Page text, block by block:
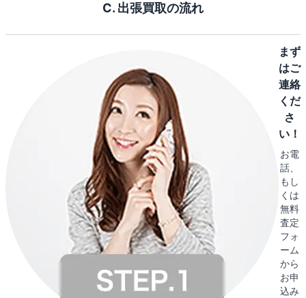
C. 出張買取の流れ
まず
はご
連絡
くだ
さ
い！
お電
話、
もし
くは
無料
査定
フォ
ーム
から
お申
込み